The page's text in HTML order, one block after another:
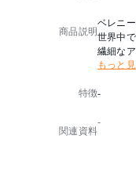
商品説明
ベレニ
世界中
繊細な
場所に
ト・メ
機能的
もっと
特徴-
関連資料
-